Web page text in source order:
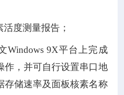
度测量报告；
Windows 9X平台上完成
作，并可自行设置串口地
存储速率及面板核素名称